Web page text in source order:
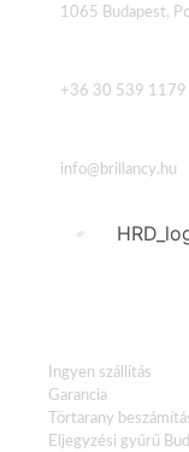
1065 Budapest,
+36 30 539 1179
info@brillancy.hu
Ingyen szállítás
Garancia
Törtarany
Eljegyzési gyűrű